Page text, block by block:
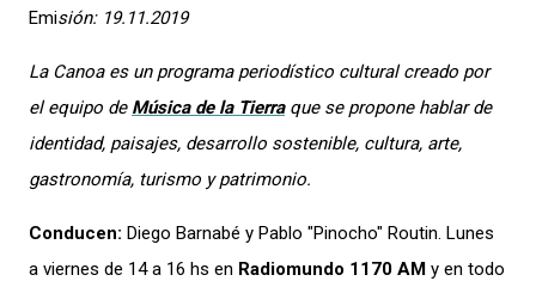
Emisión: 19.11.2019
La Canoaes un programa periodístico cultural creado por
el equipo de Música de la Tierraque se propone hablar de
identidad, paisajes, desarrollo sostenible, cultura, arte,
gastronomía, turismo y patrimonio.
Conducen: Diego Barnabé y Pablo "Pinocho" Routin. Lunes
a viernes de 14 a 16 hs en Radiomundo 1170 AM y en todo